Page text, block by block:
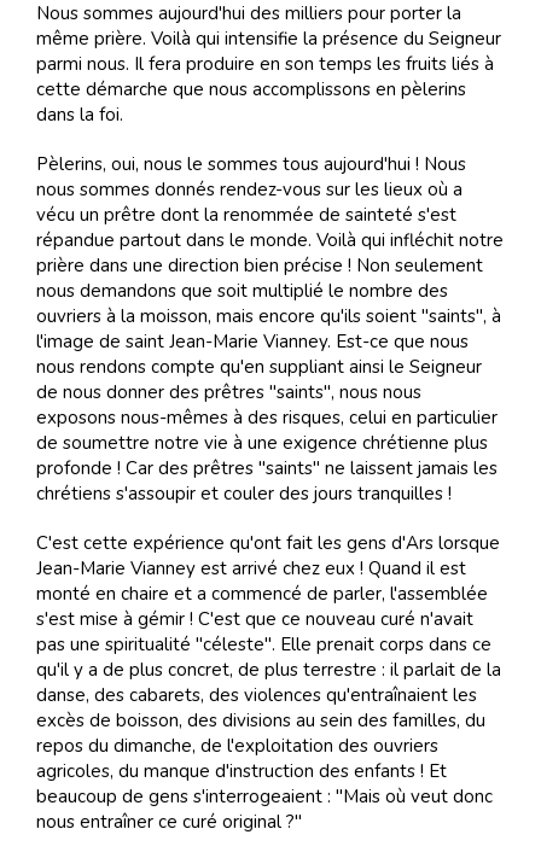
Nous sommes aujourd'hui des milliers pour porter la
même prière. Voilà qui intensifie la présence du Seigneur
parmi nous. Il fera produire en son temps les fruits liés à
cette démarche que nous accomplissons en pèlerins
dans la foi.
Pèlerins, oui, nous le sommes tous aujourd'hui ! Nous
nous sommes donnés rendez-vous sur les lieux où a
vécu un prêtre dont la renommée de sainteté s'est
répandue partout dans le monde. Voilà qui infléchit notre
prière dans une direction bien précise ! Non seulement
nous demandons que soit multiplié le nombre des
ouvriers à la moisson, mais encore qu'ils soient "saints", à
l'image de saint Jean-Marie Vianney. Est-ce que nous
nous rendons compte qu'en suppliant ainsi le Seigneur
de nous donner des prêtres "saints", nous nous
exposons nous-mêmes à des risques, celui en particulier
de soumettre notre vie à une exigence chrétienne plus
profonde ! Car des prêtres "saints" ne laissent jamais les
chrétiens s'assoupir et couler des jours tranquilles !
C'est cette expérience qu'ont fait les gens d'Ars lorsque
Jean-Marie Vianney est arrivé chez eux ! Quand il est
monté en chaire et a commencé de parler, l'assemblée
s'est mise à gémir ! C'est que ce nouveau curé n'avait
pas une spiritualité "céleste". Elle prenait corps dans ce
qu'il y a de plus concret, de plus terrestre : il parlait de la
danse, des cabarets, des violences qu'entraînaient les
excès de boisson, des divisions au sein des familles, du
repos du dimanche, de l'exploitation des ouvriers
agricoles, du manque d'instruction des enfants ! Et
beaucoup de gens s'interrogeaient : "Mais où veut donc
nous entraîner ce curé original ?"